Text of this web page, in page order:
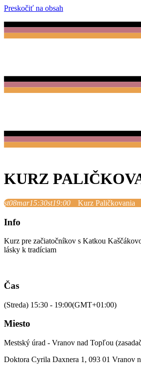
Preskočiť na obsah
KURZ
st08mar15:30st19:00 Kurz Paličkovania
Info
Kurz pre začiatočníkov s Katkou
lásky k tradíciam
Čas
(Streda) 15:30 - 19:00(GMT+01:00)
Miesto
Mestský úrad - Vranov nad Topľou
Doktora Cyrila Daxnera 1, 093 01 Vranov